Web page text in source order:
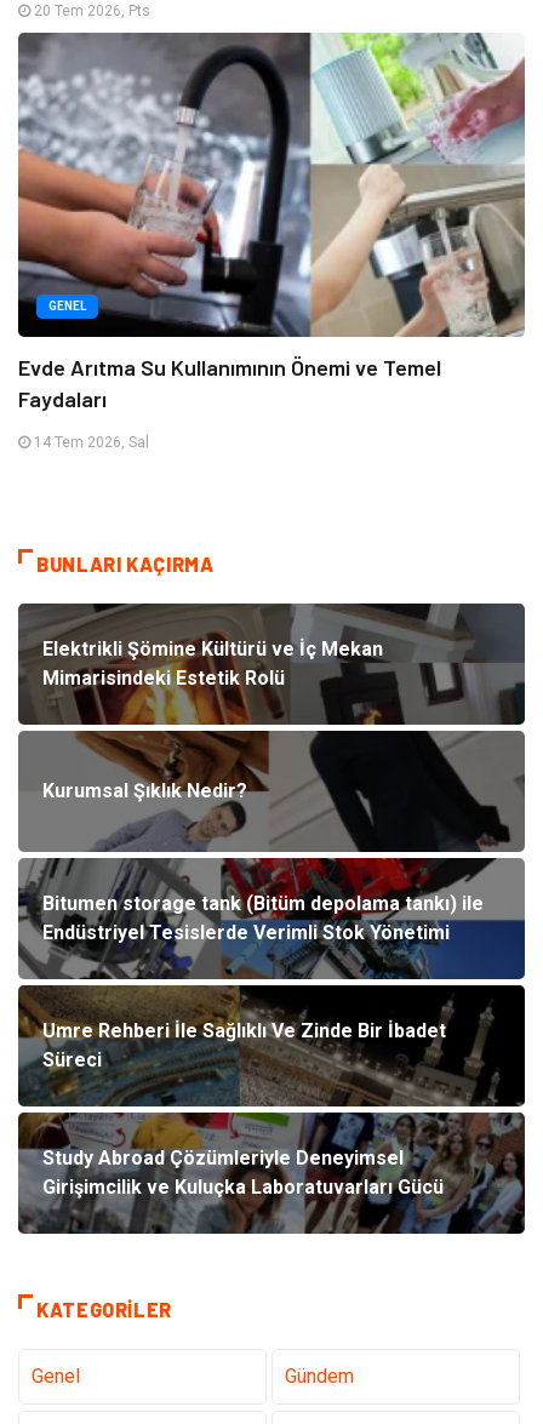
20 Tem 2026, Pts
GENEL
Evde Arıtma Su Kullanımının Önemi ve Temel
Faydaları
14 Tem 2026, Sal
BUNLARI KAÇIRMA
Elektrikli Şömine Kültürü ve İç Mekan
Mimarisindeki Estetik Rolü
Kurumsal Şıklık Nedir?
Bitumen storage tank (Bitüm depolama tankı) ile
Endüstriyel Tesislerde Verimli Stok Yönetimi
Umre Rehberi İle Sağlıklı Ve Zinde Bir İbadet
Süreci
Study Abroad Çözümleriyle Deneyimsel
Girişimcilik ve Kuluçka Laboratuvarları Gücü
KATEGORILER
Genel Gündem